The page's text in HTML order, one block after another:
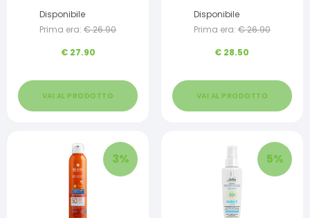
Disponibile
Prima era: €26.90
€ 27.90
VAI AL PRODOTTO
Disponibile
Prima era: €26.90
€ 28.50
VAI AL PRODOTTO
3% 5%